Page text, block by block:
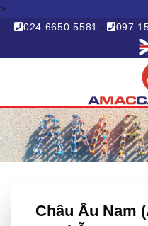
>
to
024.6650.5581 -
Châu Âu Nam